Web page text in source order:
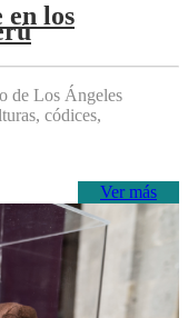
los
de Los Ángeles
códices,
Ver más